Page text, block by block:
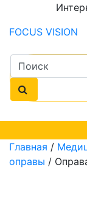
FOCUS VISION
Главная /
оправы /